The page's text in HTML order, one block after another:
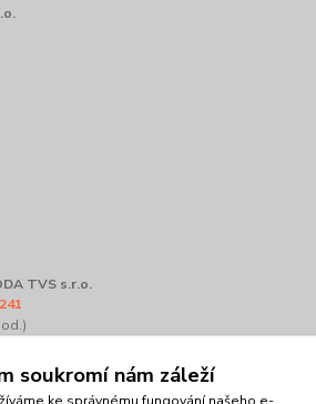
TVS s.r.o.
soukromí nám záleží
ke správnému fungování našeho e-